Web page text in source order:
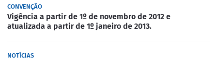
CONVENÇÃO
Vigência a partir de 1º de novembro de 2012 e
atualizada a partir de 1º janeiro de 2013.
NOTÍCIAS